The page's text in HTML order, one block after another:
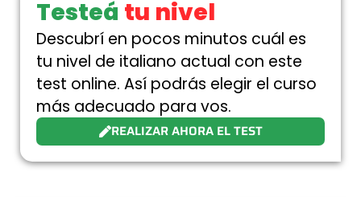
Testeá tu nivel
Descubrí en pocos minutos cuál es
tu nivel de italiano actual con este
test online. Así podrás elegir el curso
más adecuado para vos.
REALIZAR AHORA EL TEST